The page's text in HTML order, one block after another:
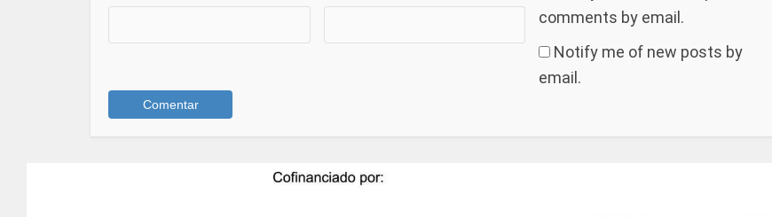
comments by email.
Notify me of new posts by
email.